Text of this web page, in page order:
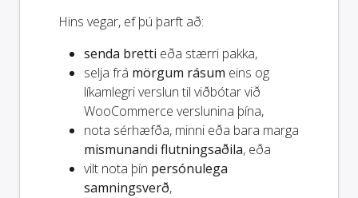
Hins vegar, ef þú þarft að:
senda bretti eða stærri pakka,
selja frá mörgum rásum eins og
líkamlegri verslun til viðbótar við
WooCommerce verslunina þína,
nota sérhæfða, minni eða bara marga
mismunandi flutningsaðila, eða
vilt nota þín persónulega
samningsverð,